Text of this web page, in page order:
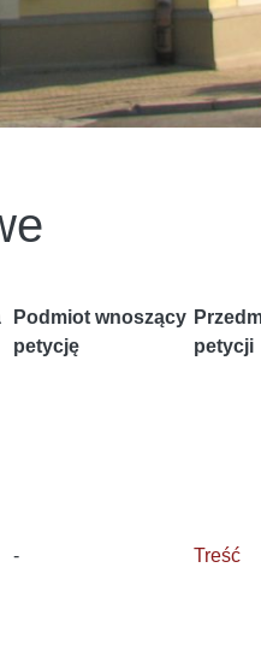
Podmiot wnoszący
petycję
petycji
- Treść